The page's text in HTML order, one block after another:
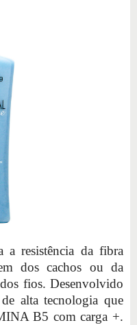
a resistência da fibra
dos cachos ou da
fios. Desenvolvido
alta tecnologia que
B5 com carga +.